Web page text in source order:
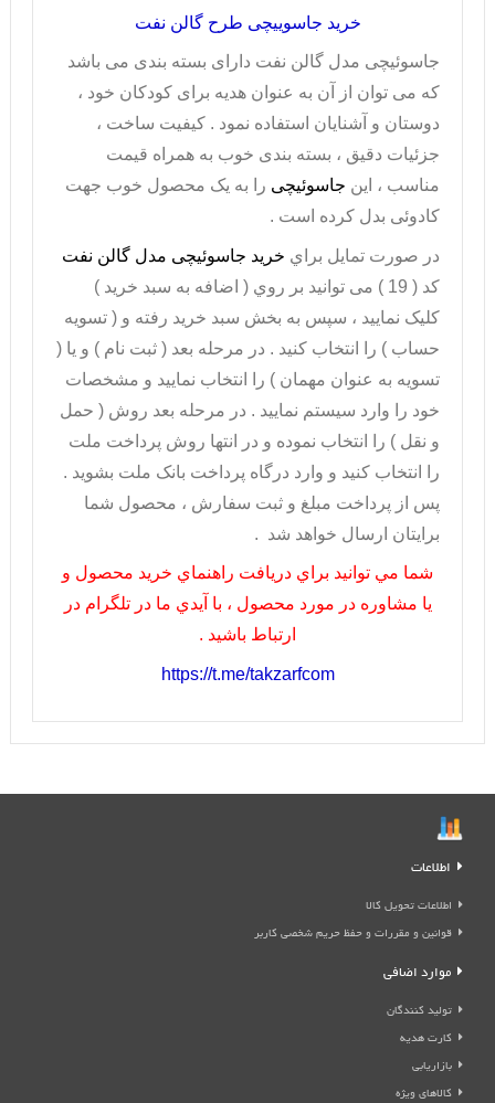
خرید جاسوییچی طرح گالن نفت
جاسوئیچی مدل گالن نفت دارای بسته بندی می باشد
که می توان از آن به عنوان هدیه برای کودکان خود ،
دوستان و آشنایان استفاده نمود . کیفیت ساخت ،
جزئیات دقیق ، بسته بندی خوب به همراه قیمت
مناسب ، این جاسوئیچی را به یک محصول خوب جهت
کادوئی بدل کرده است .
در صورت تمايل براي خريد جاسوئیچی مدل گالن نفت
کد ( 19 ) می توانيد بر روي ( اضافه به سبد خريد )
کليک نماييد ، سپس به بخش سبد خريد رفته و ( تسويه
حساب ) را انتخاب کنيد . در مرحله بعد ( ثبت نام ) و يا (
تسويه به عنوان مهمان ) را انتخاب نماييد و مشخصات
خود را وارد سيستم نماييد . در مرحله بعد روش ( حمل
و نقل ) را انتخاب نموده و در انتها روش پرداخت ملت
را انتخاب کنيد و وارد درگاه پرداخت بانک ملت بشويد .
پس از پرداخت مبلغ و ثبت سفارش ، محصول شما
برايتان ارسال خواهد شد .
شما مي توانيد براي دريافت راهنماي خريد محصول و
يا مشاوره در مورد محصول ، با آيدي ما در تلگرام در
ارتباط باشيد .
https://t.me/takzarfcom
اطلاعات
اطلاعات تحویل کالا
قوانین و مقررات و حفظ حریم شخصی کاربر
موارد اضافی
تولید کنندگان
کارت هدیه
بازاریابی
کالاهای ویژه